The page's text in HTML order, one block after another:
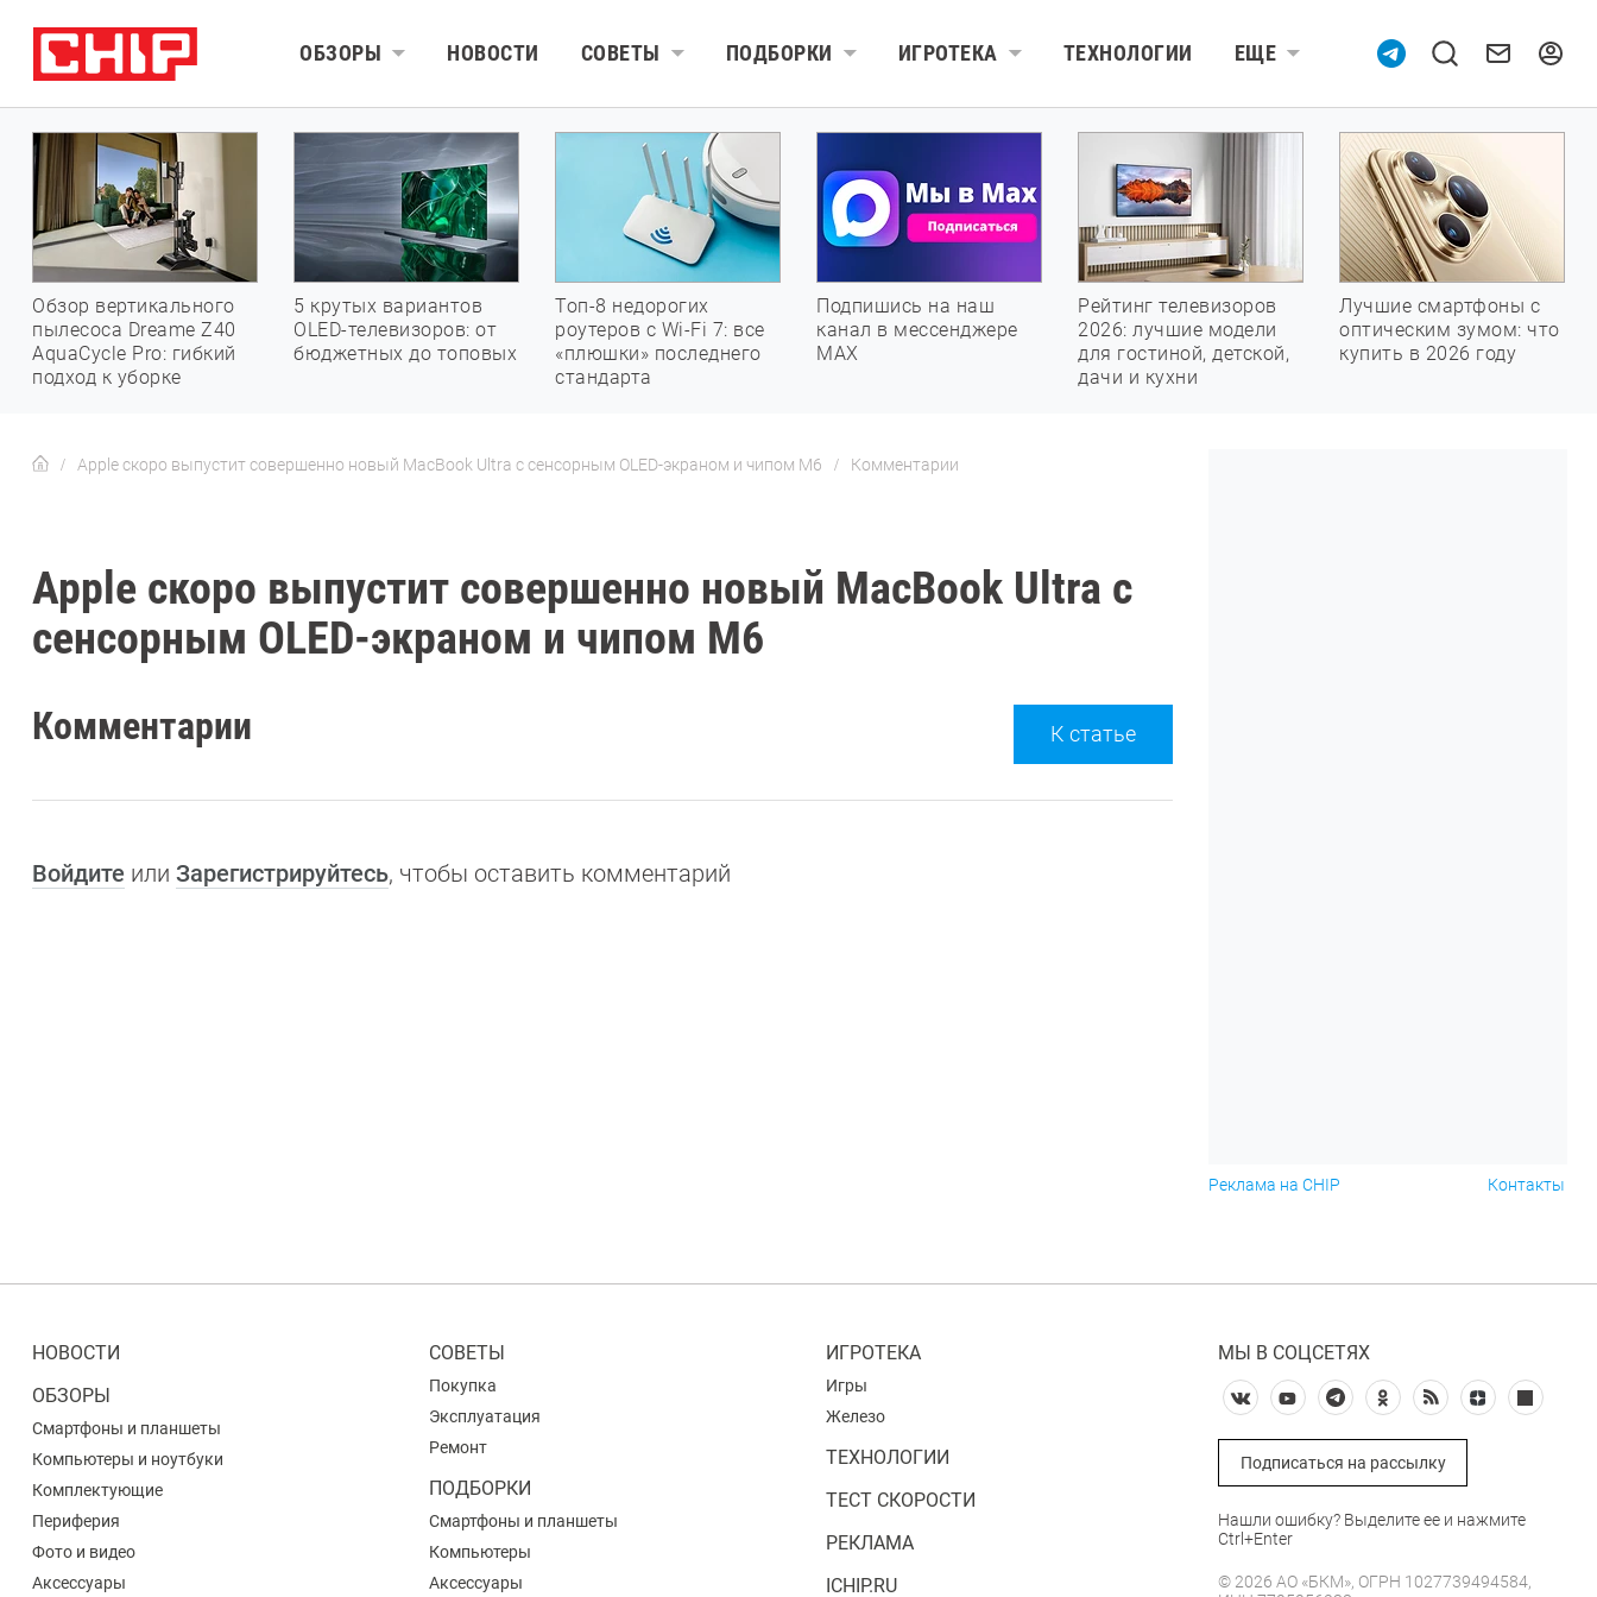
ОБЗОРЫ НОВОСТИ СОВЕТЫ ПОДБОРКИ ИГРОТЕКА ТЕХНОЛОГИИ ЕЩЕ
Обзор вертикального
пылесоса Dreame Z40
AquaCycle Pro: гибкий
подход к уборке
5 крутых вариантов
OLED-телевизоров: от
бюджетных до топовых
Топ-8 недорогих
роутеров с Wi-Fi 7: все
«плюшки» последнего
стандарта
Подпишись на наш
канал в мессенджере
МАХ
Рейтинг телевизоров
2026: лучшие модели
для гостиной, детской,
дачи и кухни
Лучшие смартфоны с
оптическим зумом: что
купить в 2026 году
Apple скоро выпустит совершенно новый MacBook Ultra с сенсорным OLED-экраном и чипом M6 Комментарии
Apple скоро выпустит совершенно новый MacBook Ultra с
сенсорным OLED-экраном и чипом M6
Комментарии К статье
Войдите или Зарегистрируйтесь, чтобы оставить комментарий
Реклама на CHIP Контакты
НОВОСТИ
ОБЗОРЫ
Смартфоны и планшеты
Компьютеры и ноутбуки
Комплектующие
Периферия
Фото и видео
Аксессуары
СОВЕТЫ
Покупка
Эксплуатация
Ремонт
ПОДБОРКИ
Смартфоны и планшеты
Компьютеры
Аксессуары
ИГРОТЕКА
Игры
Железо
ТЕХНОЛОГИИ
ТЕСТ СКОРОСТИ
РЕКЛАМА
ICHIP.RU
МЫ В СОЦСЕТЯХ
Подписаться на рассылку
Нашли ошибку? Выделите ее и нажмите
Ctrl+Enter
© 2026 АО «БКМ», ОГРН 1027739494584,